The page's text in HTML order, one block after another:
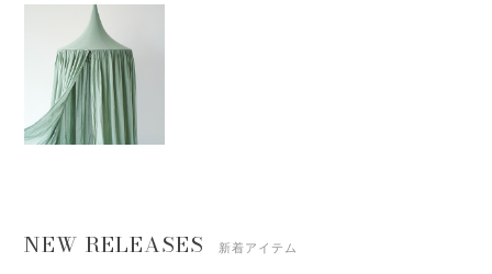
NEW RELEASES 新着アイテム